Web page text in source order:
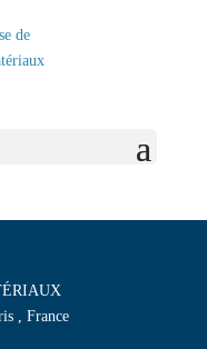
, France